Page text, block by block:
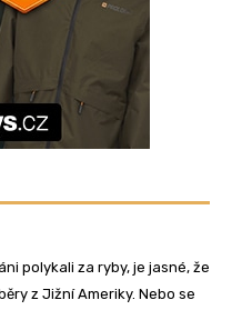
polykali za ryby, je jasné, že
z Jižní Ameriky. Nebo se